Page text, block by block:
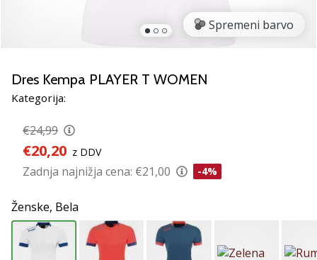
kot
brend
Prikaži
članke
Spremeni barvo
Dres Kempa PLAYER T WOMEN
Kategorija:
€24,99
€20,20 z DDV
Zadnja najnižja cena: €21,00 -4%
Ženske, Bela